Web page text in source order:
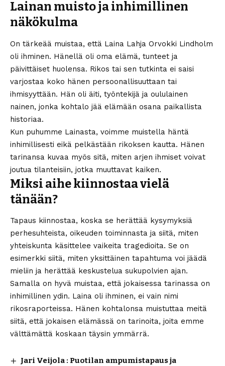
Lainan muisto ja inhimillinen
näkökulma
On tärkeää muistaa, että Laina Lahja Orvokki Lindholm
oli ihminen. Hänellä oli oma elämä, tunteet ja
päivittäiset huolensa. Rikos tai sen tutkinta ei saisi
varjostaa koko hänen persoonallisuuttaan tai
ihmisyyttään. Hän oli äiti, työntekijä ja oululainen
nainen, jonka kohtalo jää elämään osana paikallista
historiaa.
Kun puhumme Lainasta, voimme muistella häntä
inhimillisesti eikä pelkästään rikoksen kautta. Hänen
tarinansa kuvaa myös sitä, miten arjen ihmiset voivat
joutua tilanteisiin, jotka muuttavat kaiken.
Miksi aihe kiinnostaa vielä
tänään?
Tapaus kiinnostaa, koska se herättää kysymyksiä
perhesuhteista, oikeuden toiminnasta ja siitä, miten
yhteiskunta käsittelee vaikeita tragedioita. Se on
esimerkki siitä, miten yksittäinen tapahtuma voi jäädä
mieliin ja herättää keskustelua sukupolvien ajan.
Samalla on hyvä muistaa, että jokaisessa tarinassa on
inhimillinen ydin. Laina oli ihminen, ei vain nimi
rikosraporteissa. Hänen kohtalonsa muistuttaa meitä
siitä, että jokaisen elämässä on tarinoita, joita emme
välttämättä koskaan täysin ymmärrä.
Jari Veijola : Puotilan ampumistapaus ja